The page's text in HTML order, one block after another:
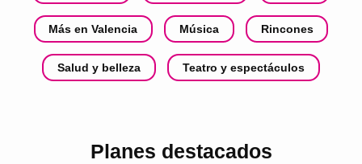
Más en Valencia Música Rincones
Salud y belleza Teatro y espectáculos
Planes destacados